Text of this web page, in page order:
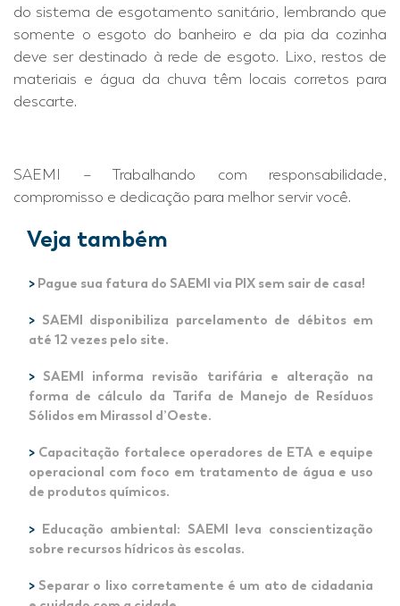
do sistema de esgotamento sanitário, lembrando que
somente o esgoto do banheiro e da pia da cozinha
deve ser destinado à rede de esgoto. Lixo, restos de
materiais e água da chuva têm locais corretos para
descarte.
SAEMI – Trabalhando com responsabilidade,
compromisso e dedicação para melhor servir você.
Veja também
> Pague sua fatura do SAEMI via PIX sem sair de casa!
> SAEMI disponibiliza parcelamento de débitos em
até 12 vezes pelo site.
> SAEMI informa revisão tarifária e alteração na
forma de cálculo da Tarifa de Manejo de Resíduos
Sólidos em Mirassol d’Oeste.
> Capacitação fortalece operadores de ETA e equipe
operacional com foco em tratamento de água e uso
de produtos químicos.
> Educação ambiental: SAEMI leva conscientização
sobre recursos hídricos às escolas.
> Separar o lixo corretamente é um ato de cidadania